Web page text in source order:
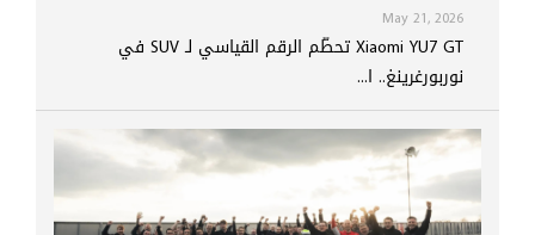
May 21, 2026
Xiaomi YU7 GT تحطّم الرقم القياسي لـ SUV في
نوربورغرينغ.. ا...